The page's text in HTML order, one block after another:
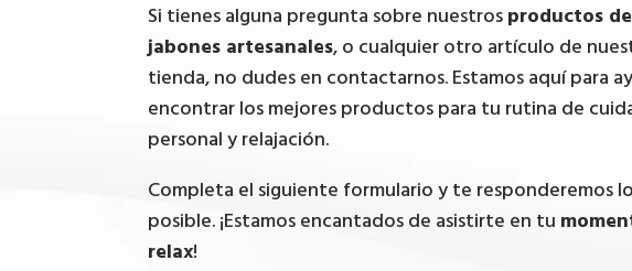
Si tienes alguna pregunta sobre nuestrosproductos
jabones artesanales, o cualquier otro artículo de
tienda, no dudes en contactarnos. Estamos aquí para
encontrar los mejores productos para tu rutina de
personal y relajación.
Completa el siguiente formulario y te responderemos
posible. ¡Estamos encantados de asistirte en tu
relax!